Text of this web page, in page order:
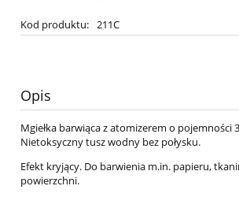
Kod produktu: 211C
Opis
Mgiełka barwiąca z atomizerem o pojemności
Nietoksyczny tusz wodny bez połysku.
Efekt kryjący. Do barwienia m.in. papieru,
powierzchni.